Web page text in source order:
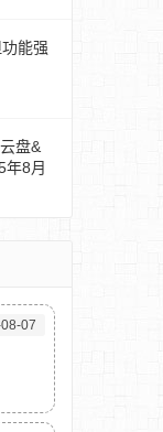
能强
盘&
年8月
07